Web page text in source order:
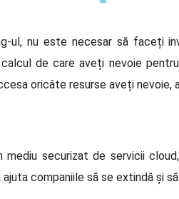
ul, nu este necesar să faceți
de care aveți nevoie
oricâte resurse aveți
mediu securizat de servicii
companiile să se extindă și